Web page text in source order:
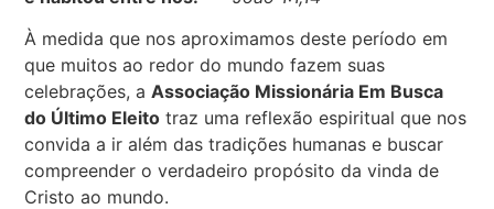
À medida que nos aproximamos deste período em
que muitos ao redor do mundo fazem suas
celebrações, aAssociação Missionária Em Busca
do Último Eleito traz uma reflexão espiritual que nos
convida a ir além das tradições humanas e buscar
compreender o verdadeiro propósito da vinda de
Cristo ao mundo.